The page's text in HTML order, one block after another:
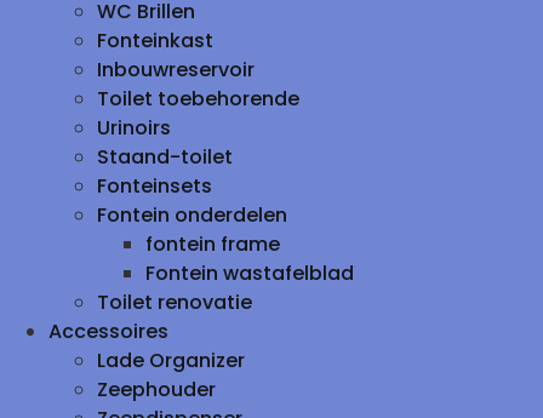
WC Brillen
Fonteinkast
Inbouwreservoir
Toilet toebehorende
Urinoirs
Staand-toilet
Fonteinsets
Fontein onderdelen
fontein frame
Fontein wastafelblad
Toilet renovatie
Accessoires
Lade Organizer
Zeephouder